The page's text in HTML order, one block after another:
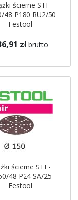
ścierne STF
48 P180 RU2/50
Festool
zł brutto
ścierne STF-
48 P24 SA/25
Festool